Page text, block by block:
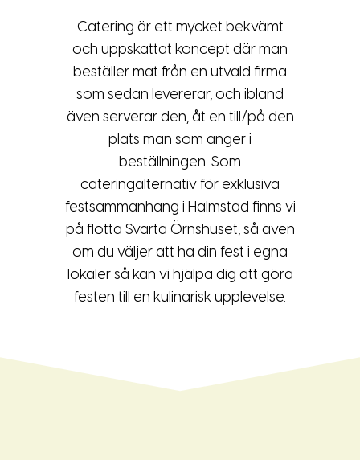
Catering är ett mycket bekvämt
och uppskattat koncept där man
beställer mat från en utvald firma
som sedan levererar, och ibland
även serverar den, åt en till/på den
plats man som anger i
beställningen. Som
cateringalternativ för exklusiva
festsammanhang i Halmstad finns vi
på flotta Svarta Örnshuset, så även
om du väljer att ha din fest i egna
lokaler så kan vi hjälpa dig att göra
festen till en kulinarisk upplevelse.